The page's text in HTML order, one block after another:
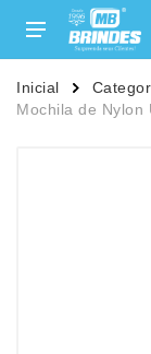
Inicial
Mochila de Nylon